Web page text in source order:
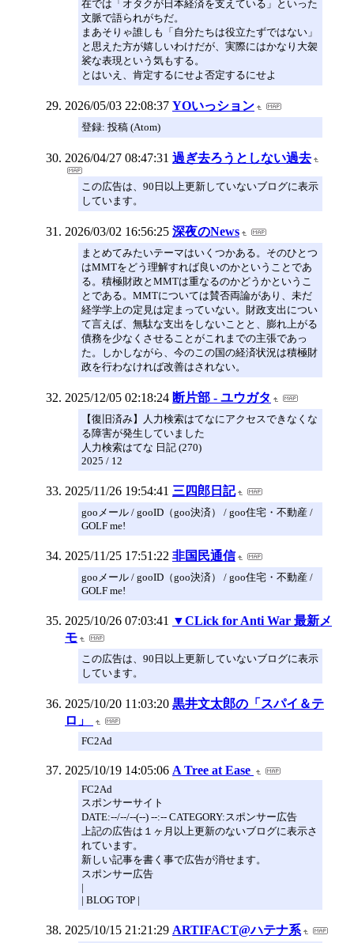
在では「オタクが日本経済を支えている」といった
文脈で語られがちだ。
まあそりゃ誰しも「自分たちは役立たずではない」
と思えた方が嬉しいわけだが、実際にはかなり大袈
裟な表現という気もする。
とはいえ、肯定するにせよ否定するにせよ
2026/05/03 22:08:37 YOいっション
登録: 投稿 (Atom)
2026/04/27 08:47:31 過ぎ去ろうとしない過去
この広告は、90日以上更新していないブログに表示
しています。
2026/03/02 16:56:25 深夜のNews
まとめてみたいテーマはいくつかある。そのひとつ
はMMTをどう理解すれば良いのかということであ
る。積極財政とMMTは重なるのかどうかというこ
とである。MMTについては賛否両論があり、未だ
経学学上の定見は定まっていない。財政支出につい
て言えば、無駄な支出をしないことと、膨れ上がる
債務を少なくさせることがこれまでの主張であっ
た。しかしながら、今のこの国の経済状況は積極財
政を行わなければ改善はされない。
2025/12/05 02:18:24 断片部 - ユウガタ
【復旧済み】人力検索はてなにアクセスできなくな
る障害が発生していました
人力検索はてな 日記 (270)
2025 / 12
2025/11/26 19:54:41 三四郎日記
gooメール / gooID（goo決済） / goo住宅・不動産 /
GOLF me!
2025/11/25 17:51:22 非国民通信
gooメール / gooID（goo決済） / goo住宅・不動産 /
GOLF me!
2025/10/26 07:03:41 ▼CLick for Anti War 最新メ
モ
この広告は、90日以上更新していないブログに表示
しています。
2025/10/20 11:03:20 黒井文太郎の「スパイ＆テ
ロ」
FC2Ad
2025/10/19 14:05:06 A Tree at Ease
FC2Ad
スポンサーサイト
DATE:--/--/--(--) --:-- CATEGORY:スポンサー広告
上記の広告は１ヶ月以上更新のないブログに表示さ
れています。
新しい記事を書く事で広告が消せます。
スポンサー広告
|
| BLOG TOP |
2025/10/15 21:21:29 ARTIFACT@ハテナ系